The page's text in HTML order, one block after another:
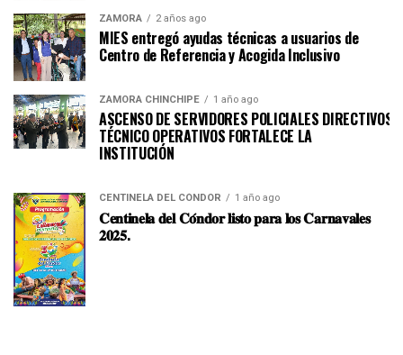
ZAMORA 2 años ago
MIES entregó ayudas técnicas a usuarios de
Centro de Referencia y Acogida Inclusivo
ZAMORA CHINCHIPE 1 año ago
ASCENSO DE SERVIDORES POLICIALES DIRECTIVOS Y
TÉCNICO OPERATIVOS FORTALECE LA
CENTINELA DEL CÓNDOR 1 año ago
𝐂𝐞𝐧𝐭𝐢𝐧𝐞𝐥𝐚 𝐝𝐞𝐥 𝐂𝐨́𝐧𝐝𝐨𝐫 𝐥𝐢𝐬𝐭𝐨 𝐩𝐚𝐫𝐚 𝐥𝐨𝐬 𝐂𝐚𝐫𝐧𝐚𝐯𝐚𝐥𝐞𝐬
𝟐𝟎𝟐𝟓.